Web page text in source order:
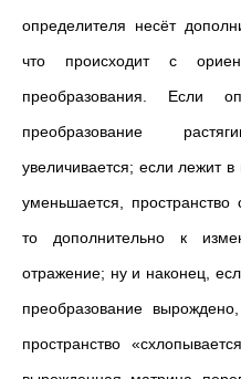
определителя несёт
что происходит с
преобразования. Если
преобразование
увеличивается; если лежит
уменьшается,
то дополнительно к
отражение; ну и наконец,
преобразование
пространство